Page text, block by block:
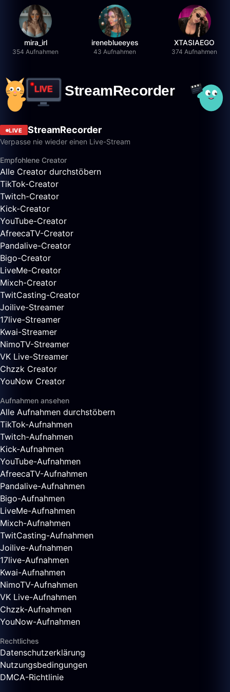
mira_irl
354 Aufnahmen
ireneblueeyes
43 Aufnahmen
XTASIAEGO
374 Aufnahmen
LIVE StreamRecorder
Verpasse nie wieder einen Live-Stream
Empfohlene Creator
Alle Creator durchstöbern
TikTok-Creator
Twitch-Creator
Kick-Creator
YouTube-Creator
AfreecaTV-Creator
Pandalive-Creator
Bigo-Creator
LiveMe-Creator
Mixch-Creator
TwitCasting-Creator
Joilive-Streamer
17live-Streamer
Kwai-Streamer
NimoTV-Streamer
VK Live-Streamer
Chzzk Creator
YouNow Creator
Aufnahmen ansehen
Alle Aufnahmen durchstöbern
TikTok-Aufnahmen
Twitch-Aufnahmen
Kick-Aufnahmen
YouTube-Aufnahmen
AfreecaTV-Aufnahmen
Pandalive-Aufnahmen
Bigo-Aufnahmen
LiveMe-Aufnahmen
Mixch-Aufnahmen
TwitCasting-Aufnahmen
Joilive-Aufnahmen
17live-Aufnahmen
Kwai-Aufnahmen
NimoTV-Aufnahmen
VK Live-Aufnahmen
Chzzk-Aufnahmen
YouNow-Aufnahmen
Rechtliches
Datenschutzerklärung
Nutzungsbedingungen
DMCA-Richtlinie